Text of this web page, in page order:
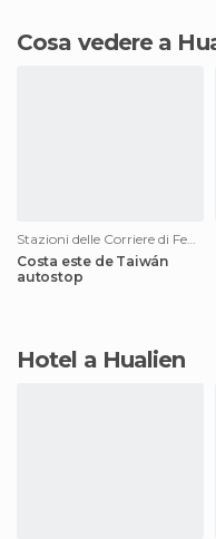
Cosa vedere a
Stazioni delle Corriere di Fenglin
Costa este de Taiwán
autostop
Hotel a Hualien